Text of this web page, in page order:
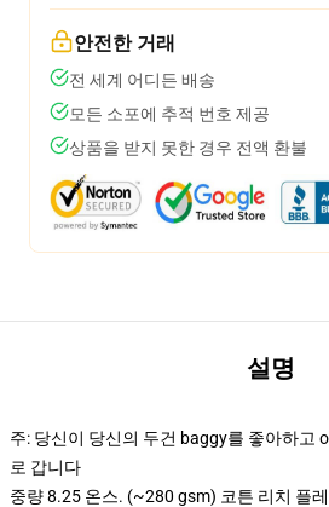
안전한 거래
전 세계 어디든 배송
모든 소포에 추적 번호 제공
상품을 받지 못한 경우 전액 환불
설명
주: 당신이 당신의 두건 baggy를 좋아하고
로 갑니다
중량 8.25 온스. (~280 gsm) 코튼 리치 플